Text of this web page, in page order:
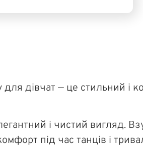
для дівчат — це стильний і
і чистий вигляд.
під час танців і